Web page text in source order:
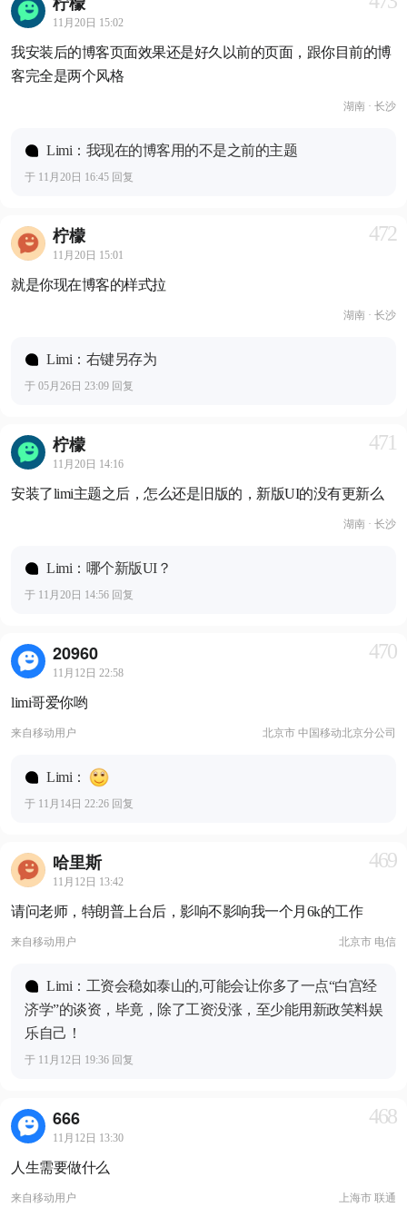
11月20日 15:02
我安装后的博客页面效果还是好久以前的页面，跟你目前的博
客完全是两个风格
湖南 · 长沙
Limi：我现在的博客用的不是之前的主题
于 11月20日 16:45 回复
柠檬
11月20日 15:01
472
就是你现在博客的样式拉
湖南 · 长沙
Limi：右键另存为
于 05月26日 23:09 回复
柠檬
11月20日 14:16
471
安装了limi主题之后，怎么还是旧版的，新版UI的没有更新么
湖南 · 长沙
Limi：哪个新版UI？
于 11月20日 14:56 回复
20960
11月12日 22:58
470
limi哥爱你哟
来自移动用户 北京市 中国移动北京分公司
Limi：
于 11月14日 22:26 回复
哈里斯
11月12日 13:42
469
请问老师，特朗普上台后，影响不影响我一个月6k的工作
来自移动用户 北京市 电信
Limi：工资会稳如泰山的,可能会让你多了一点“白宫经
济学”的谈资，毕竟，除了工资没涨，至少能用新政笑料娱
乐自己！
于 11月12日 19:36 回复
666
11月12日 13:30
468
人生需要做什么
来自移动用户 上海市 联通